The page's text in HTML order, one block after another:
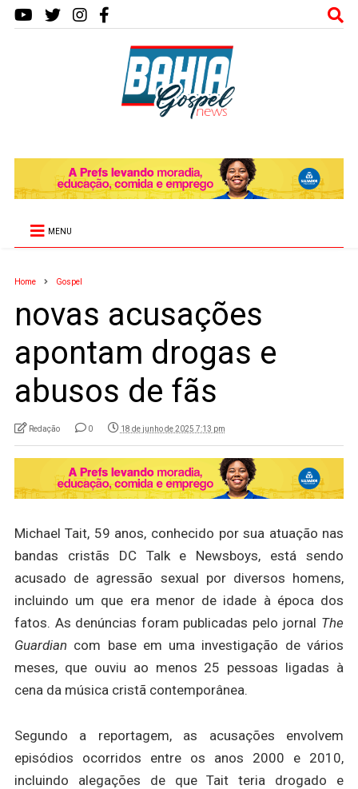
MENU
Home Gospel
novas acusações
apontam drogas e
abusos de fãs
Redação 0 18 de junho de 2025 7:13 pm
Michael Tait, 59 anos, conhecido por sua atuação nas
bandas cristãs DC Talk e Newsboys, está sendo
acusado de agressão sexual por diversos homens,
incluindo um que era menor de idade à época dos
fatos. As denúncias foram publicadas pelo jornal The
Guardian com base em uma investigação de vários
meses, que ouviu ao menos 25 pessoas ligadas à
cena da música cristã contemporânea.
Segundo a reportagem, as acusações envolvem
episódios ocorridos entre os anos 2000 e 2010,
incluindo alegações de que Tait teria drogado e